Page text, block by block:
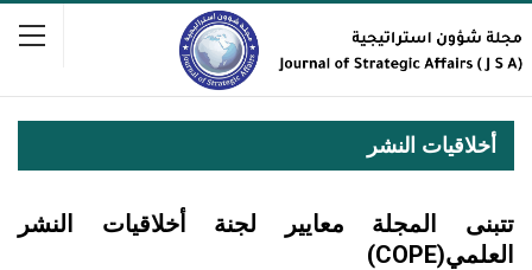
أخلاقيات النشر
تتبنى المجلة معايير لجنة أخلاقيات النشر
العلمي(COPE)